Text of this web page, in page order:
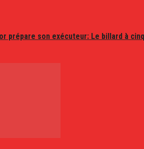
prépare son exécuteur: Le billard à